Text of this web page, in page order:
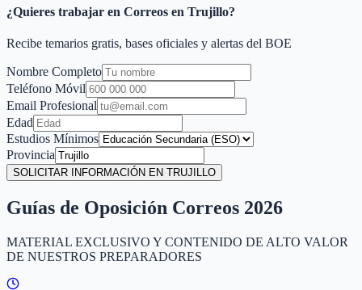
¿Quieres trabajar en Correos en Trujillo?
Recibe temarios gratis, bases oficiales y alertas del BOE
Nombre Completo
Teléfono Móvil
Email Profesional
Edad
Estudios Mínimos
Provincia
SOLICITAR INFORMACIÓN EN TRUJILLO
Guías de Oposición Correos 2026
MATERIAL EXCLUSIVO Y CONTENIDO DE ALTO VALOR
DE NUESTROS PREPARADORES